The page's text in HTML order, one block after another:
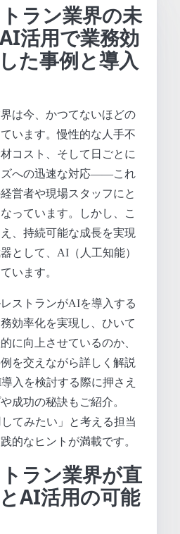
ラン業界の未
活用で業務効
た事例と導入
は今、かつてないほどの
います。慢性的な人手不
コスト、そして日ごとに
ズへの迅速な対応――これ
営者や現場スタッフにと
っています。しかし、こ
、持続可能な成長を実現
として、AI（人工知能）
います。
ストランがAIを導入する
効率化を実現し、ひいて
に向上させているのか、
を交えながら詳しく解説
入を検討する際に押さえ
成功の秘訣もご紹介。
てみたい」と考える担当
的なヒントが満載です。
ラン業界が直
AI活用の可能